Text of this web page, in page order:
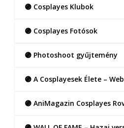
🟣 Cosplayes Klubok
🟣 Cosplayes Fotósok
🟣 Photoshoot gyűjtemény
🟣 A Cosplayesek Élete –
🟣 AniMagazin Cosplayes